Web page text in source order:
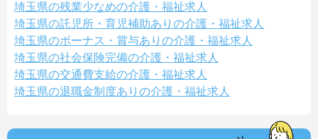
埼玉県の残業少なめの介護・福祉求人
埼玉県の託児所・育児補助ありの介護・福祉求人
埼玉県のボーナス・賞与ありの介護・福祉求人
埼玉県の社会保険完備の介護・福祉求人
埼玉県の交通費支給の介護・福祉求人
埼玉県の退職金制度ありの介護・福祉求人